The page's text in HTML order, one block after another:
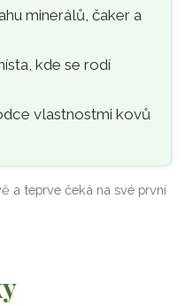
minerálů, čaker a
kde se rodí
vlastnostmi kovů
a teprve čeká na své první